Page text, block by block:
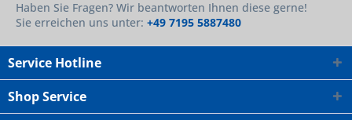
Haben Sie Fragen? Wir beantworten Ihnen diese gerne!
Sie erreichen uns unter: +49 7195 5887480
Service Hotline
Shop Service